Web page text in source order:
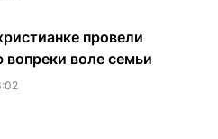
провели
вопреки воле семьи